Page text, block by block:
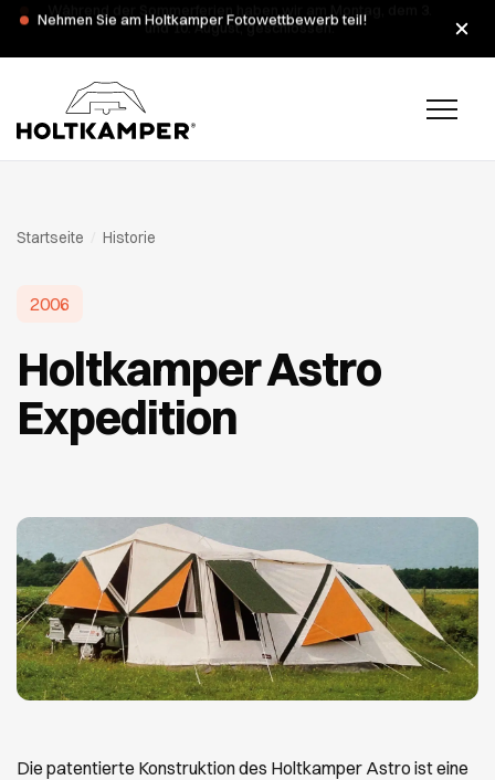
Während der Sommerferien haben wir am Montag, dem 3.
Startseite Historie
2006
Holtkamper Astro
Expedition
Die patentierte Konstruktion des Holtkamper Astro ist eine